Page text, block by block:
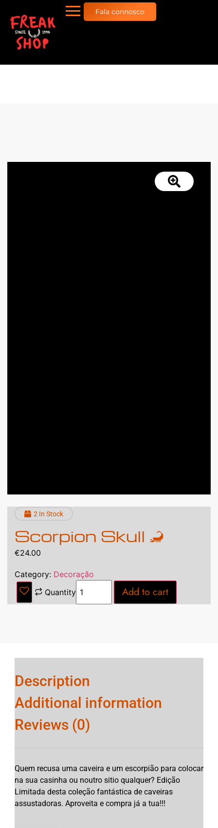
Fala connosco
2 In Stock
Scorpion Skull 🦂
€24.00
Category: Decoração
Quantity
Add to cart
Description
Additional information
Reviews (0)
Quem recusa uma caveira e um escorpião para colocar
na sua casinha ou noutro sitio qualquer? Edição
Limitada desta coleção fantástica de caveiras
assustadoras. Aproveita e compra já a tua!!!